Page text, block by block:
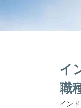
イ
職
イン